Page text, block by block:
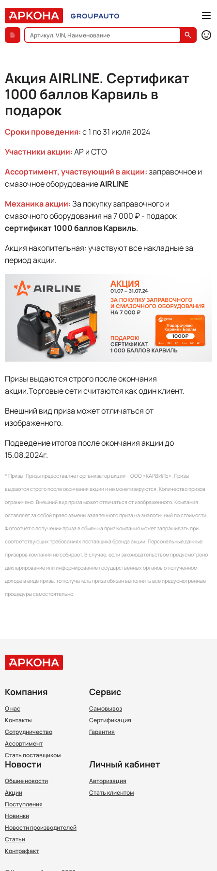
Акция AIRLINE. Сертификат
1000 баллов Карвиль в
подарок
Сроки проведения:с 1 по 31 июля 2024
Участники акции:АР и СТО
Ассортимент, участвующий в акции:заправочное и
смазочное оборудованиеAIRLINE
Механика акции:За покупку заправочного и
смазочного оборудования на 7 000 ₽ - подарок
сертификат 1000 баллов Карвиль.
Акция накопительная: участвуют все накладные за
период акции.
Призы выдаются строго после окончания
акции.Торговые сети считаются как один клиент.
Внешний вид приза может отличаться от
изображенного.
Подведение итогов после окончания акции до
15.08.2024г.
* Призы: Призы предоставляет организатор акции – ООО «КАРВИЛЬ». Призы
выдаются строго после окончания акции и не монетизируются. Количество призов
ограничено. Внешний вид приза может отличаться от изображенного. Компания
оставляет за собой право замены заявленного приза на аналогичный по стоимости.
Фотоотчет о получении приза в обмен на приз Компания может запрашивать при
соответствующих требованиях поставщика бренда акции. Персональные данные
призеров компания не собирает. В случае, если законодательством предусмотрено
декларирование или информирование государственных органов о полученном
доходе в виде приза, то получатель приза обязан выполнить все предусмотренные
процедуры самостоятельно.
Компания
О нас
Контакты
Сотрудничество
Ассортимент
Стать поставщиком
Сервис
Самовывоз
Сертификация
Гарантия
Новости
Общие новости
Акции
Поступления
Новинки
Новости производителей
Статьи
Контрафакт
Личный кабинет
Авторизация
Стать клиентом